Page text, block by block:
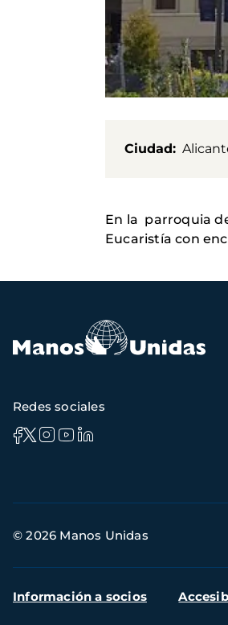
Ciudad
En la parroquia
Eucaristía con
Redes sociales
de
© 2026 Manos Unidas
Menú
Información a socios